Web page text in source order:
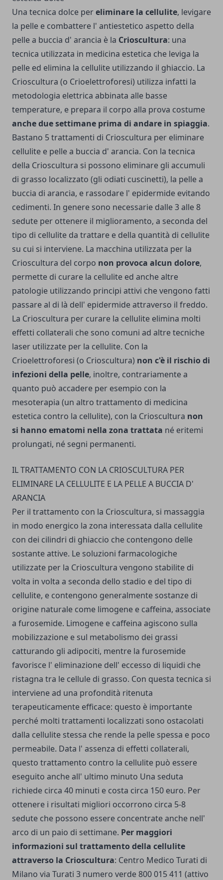
Una tecnica dolce pereliminare la cellulite, levigare
la pelle e combattere l' antiestetico aspetto della
pelle a buccia d' arancia è la Crioscultura: una
tecnica utilizzata in medicina estetica che leviga la
pelle ed elimina la cellulite utilizzando il ghiaccio. La
Crioscultura (o Crioelettroforesi) utilizza infatti la
metodologia elettrica abbinata alle basse
temperature, e prepara il corpo alla prova costume
anche due settimane prima di andare in spiaggia.
Bastano 5 trattamenti di Crioscultura per eliminare
cellulite e pelle a buccia d' arancia. Con la tecnica
della Crioscultura si possono eliminare gli accumuli
di grasso localizzato (gli odiati cuscinetti), la pelle a
buccia di arancia, e rassodare l' epidermide evitando
cedimenti. In genere sono necessarie dalle 3 alle 8
sedute per ottenere il miglioramento, a seconda del
tipo di cellulite da trattare e della quantità di cellulite
su cui si interviene. La macchina utilizzata per la
Crioscultura del corpo non provoca alcun dolore,
permette di curare la cellulite ed anche altre
patologie utilizzando principi attivi che vengono fatti
passare al di là dell' epidermide attraverso il freddo.
La Crioscultura per curare la cellulite elimina molti
effetti collaterali che sono comuni ad altre tecniche
laser utilizzate per la cellulite. Con la
Crioelettroforesi (o Crioscultura) non c'è il rischio di
infezioni della pelle, inoltre, contrariamente a
quanto può accadere per esempio con la
mesoterapia (un altro trattamento di medicina
estetica contro la cellulite), con la Crioscultura non
si hanno ematomi nella zona trattata né eritemi
prolungati, né segni permanenti.
IL TRATTAMENTO CON LA CRIOSCULTURA PER
ELIMINARE LA CELLULITE E LA PELLE A BUCCIA D'
ARANCIA
Per il trattamento con la Crioscultura, si massaggia
in modo energico la zona interessata dalla cellulite
con dei cilindri di ghiaccio che contengono delle
sostante attive. Le soluzioni farmacologiche
utilizzate per la Crioscultura vengono stabilite di
volta in volta a seconda dello stadio e del tipo di
cellulite, e contengono generalmente sostanze di
origine naturale come limogene e caffeina, associate
a furosemide. Limogene e caffeina agiscono sulla
mobilizzazione e sul metabolismo dei grassi
catturando gli adipociti, mentre la furosemide
favorisce l' eliminazione dell' eccesso di liquidi che
ristagna tra le cellule di grasso. Con questa tecnica si
interviene ad una profondità ritenuta
terapeuticamente efficace: questo è importante
perché molti trattamenti localizzati sono ostacolati
dalla cellulite stessa che rende la pelle spessa e poco
permeabile. Data l' assenza di effetti collaterali,
questo trattamento contro la cellulite può essere
eseguito anche all' ultimo minuto Una seduta
richiede circa 40 minuti e costa circa 150 euro. Per
ottenere i risultati migliori occorrono circa 5-8
sedute che possono essere concentrate anche nell'
arco di un paio di settimane. Per maggiori
informazioni sul trattamento della cellulite
attraverso la Crioscultura: Centro Medico Turati di
Milano via Turati 3 numero verde 800 015 411 (attivo